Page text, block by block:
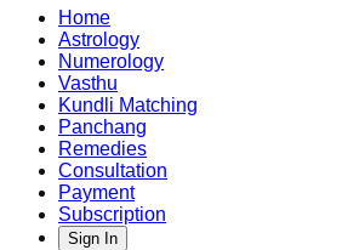
Home
Astrology
Numerology
Vasthu
Kundli Matching
Panchang
Remedies
Consultation
Payment
Subscription
Sign In